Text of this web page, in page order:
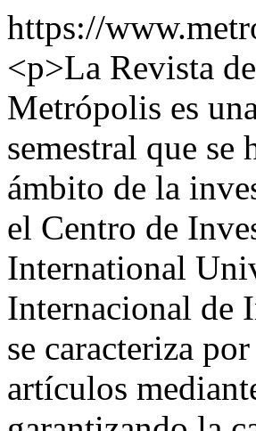
https://
<p>La Revista
Metrópolis es
semestral que se
ámbito de la
el Centro de
International
Internacional de
se caracteriza
artículos